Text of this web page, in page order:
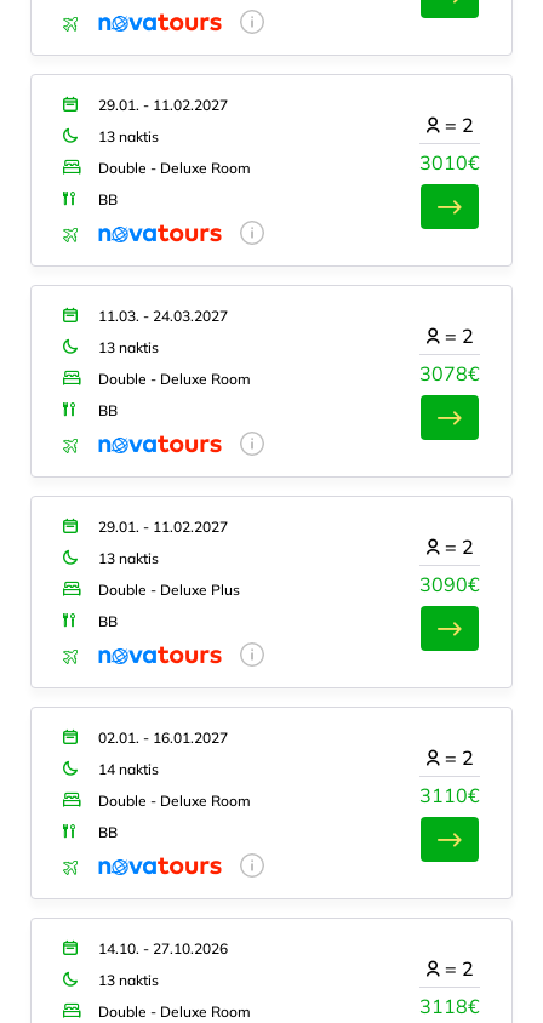
29.01. - 11.02.2027
13 naktis
Double - Deluxe Room
BB
3010€
= 2
11.03. - 24.03.2027
13 naktis
Double - Deluxe Room
BB
3078€
= 2
29.01. - 11.02.2027
13 naktis
Double - Deluxe Plus
BB
3090€
= 2
02.01. - 16.01.2027
14 naktis
Double - Deluxe Room
BB
3110€
= 2
14.10. - 27.10.2026
13 naktis
Double - Deluxe Room
3118€
= 2